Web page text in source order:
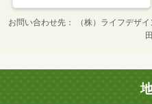
お問い合わせ先
（株）ライフデザ